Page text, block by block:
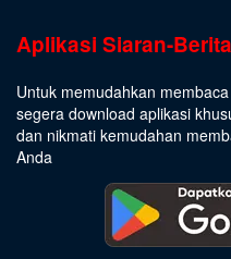
Aplikasi Siaran-
Untuk memudahkan
segera download aplikasi
dan nikmati kemudahan
Anda